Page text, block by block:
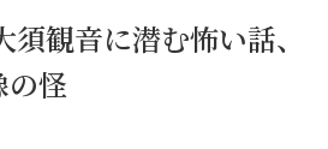
観音に潜む怖い話、
の怪